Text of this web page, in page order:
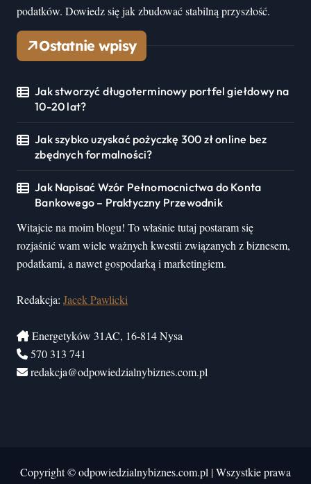
podatków. Dowiedz się jak zbudować stabilną przyszłość.
Ostatnie wpisy
Jak stworzyć długoterminowy portfel giełdowy na
10-20 lat?
Jak szybko uzyskać pożyczkę 300 zł online bez
zbędnych formalności?
Jak Napisać Wzór Pełnomocnictwa do Konta
Bankowego – Praktyczny Przewodnik
Witajcie na moim blogu! To właśnie tutaj postaram się
rozjaśnić wam wiele ważnych kwestii związanych z biznesem,
podatkami, a nawet gospodarką i marketingiem.
Redakcja: Jacek Pawlicki
Energetyków 31AC, 16-814 Nysa
570 313 741
redakcja@odpowiedzialnybiznes.com.pl
Copyright © odpowiedzialnybiznes.com.pl |Wszystkie prawa